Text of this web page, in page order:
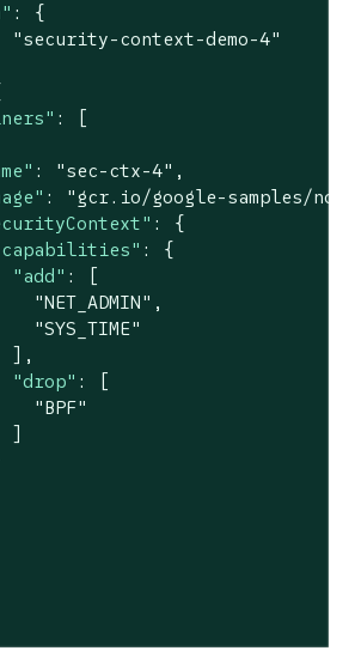
: {
"security-context-demo-4"
: [
: "sec-ctx-4" ,
:
"gcr.io/google-samples/
: {
: {
"add" : [
"NET_ADMIN" ,
"SYS_TIME"
],
"drop" : [
"BPF"
]